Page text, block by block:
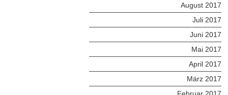
August 2017
Juli 2017
Juni 2017
Mai 2017
April 2017
März 2017
Februar 2017